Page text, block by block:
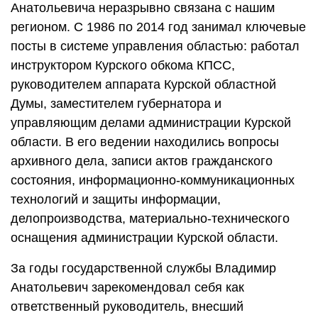
Анатольевича неразрывно связана с нашим
регионом. С 1986 по 2014 год занимал ключевые
посты в системе управления областью: работал
инструктором Курского обкома КПСС,
руководителем аппарата Курской областной
Думы, заместителем губернатора и
управляющим делами администрации Курской
области. В его ведении находились вопросы
архивного дела, записи актов гражданского
состояния, информационно-коммуникационных
технологий и защиты информации,
делопроизводства, материально-технического
оснащения администрации Курской области.
За годы государственной службы Владимир
Анатольевич зарекомендовал себя как
ответственный руководитель, внесший